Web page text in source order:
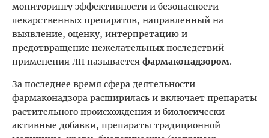
мониторингу эффективности и безопасности
лекарственных препаратов, направленный на
выявление, оценку, интерпретацию и
предотвращение нежелательных последствий
применения ЛП называется фармаконадзором.
За последнее время сфера деятельности
фармаконадзора расширилась и включает препараты
растительного происхождения и биологически
активные добавки, препараты традиционной